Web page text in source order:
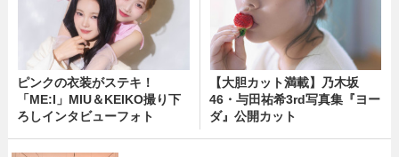
ピンクの衣装がステキ！
「ME:I」MIU＆KEIKO撮り下
ろしインタビューフォト
【大胆カット満載】乃木坂
46・与田祐希3rd写真集『ヨー
ダ』公開カット